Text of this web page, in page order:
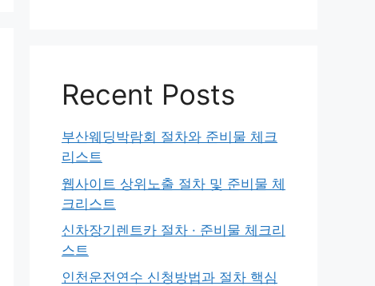
Recent Posts
부산웨딩박람회 절차와 준비물 체크
리스트
웹사이트 상위노출 절차 및 준비물 체
크리스트
신차장기렌트카 절차 · 준비물 체크리
스트
인천운전연수 신청방법과 절차 핵심